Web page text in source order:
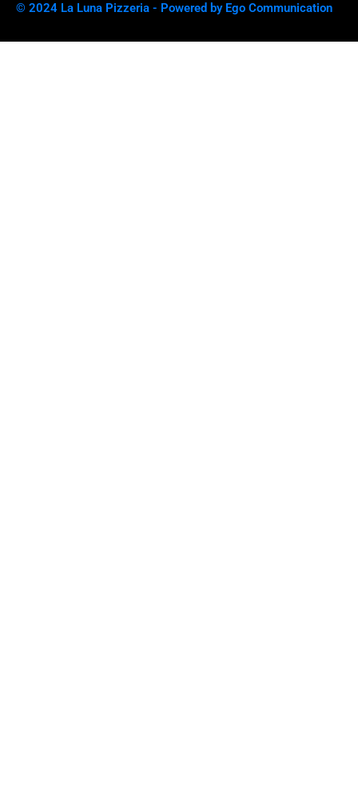
© 2024 La Luna Pizzeria - Powered by Ego Communication